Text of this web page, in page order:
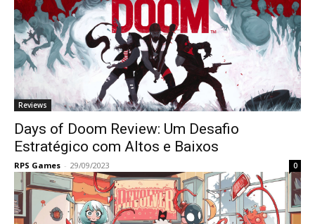
Reviews
Days of Doom Review: Um Desafio
Estratégico com Altos e Baixos
RPS Games - 29/09/2023 0